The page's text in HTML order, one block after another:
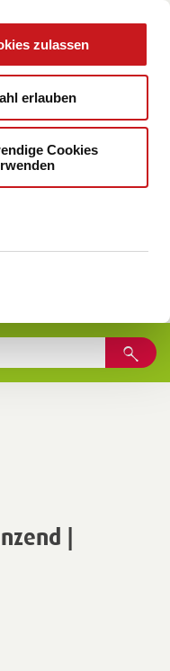
zulassen
erlauben
Cookies
|